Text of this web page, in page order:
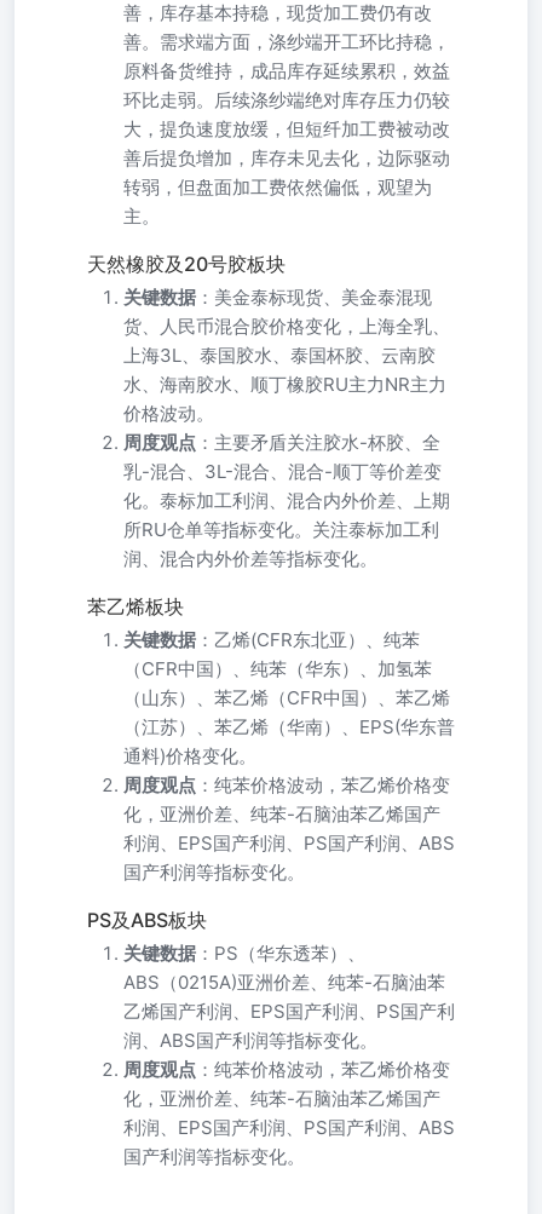
善，库存基本持稳，现货加工费仍有改
善。需求端方面，涤纱端开工环比持稳，
原料备货维持，成品库存延续累积，效益
环比走弱。后续涤纱端绝对库存压力仍较
大，提负速度放缓，但短纤加工费被动改
善后提负增加，库存未见去化，边际驱动
转弱，但盘面加工费依然偏低，观望为
主。
天然橡胶及20号胶板块
关键数据 ：美金泰标现货、美金泰混现
货、人民币混合胶价格变化，上海全乳、
上海3L、泰国胶水、泰国杯胶、云南胶
水、海南胶水、顺丁橡胶RU主力NR主力
价格波动。
周度观点 ：主要矛盾关注胶水-杯胶、全
乳-混合、3L-混合、混合-顺丁等价差变
化。泰标加工利润、混合内外价差、上期
所RU仓单等指标变化。关注泰标加工利
润、混合内外价差等指标变化。
苯乙烯板块
关键数据 ：乙烯(CFR东北亚）、纯苯
（CFR中国）、纯苯（华东）、加氢苯
（山东）、苯乙烯（CFR中国）、苯乙烯
（江苏）、苯乙烯（华南）、EPS(华东普
通料)价格变化。
周度观点 ：纯苯价格波动，苯乙烯价格变
化，亚洲价差、纯苯-石脑油苯乙烯国产
利润、EPS国产利润、PS国产利润、ABS
国产利润等指标变化。
PS及ABS板块
关键数据 ：PS（华东透苯）、
ABS（0215A)亚洲价差、纯苯-石脑油苯
乙烯国产利润、EPS国产利润、PS国产利
润、ABS国产利润等指标变化。
周度观点 ：纯苯价格波动，苯乙烯价格变
化，亚洲价差、纯苯-石脑油苯乙烯国产
利润、EPS国产利润、PS国产利润、ABS
国产利润等指标变化。